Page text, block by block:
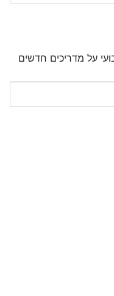
על מדריכים חדשים